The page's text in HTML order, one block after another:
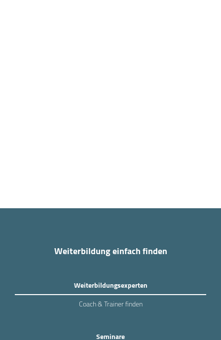
Weiterbildung einfach finden
Weiterbildungsexperten
Coach & Trainer finden
Seminare